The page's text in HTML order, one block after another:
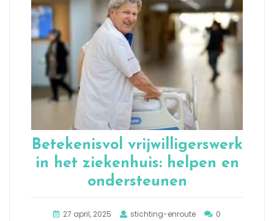
Betekenisvol vrijwilligerswerk
in het ziekenhuis: helpen en
ondersteunen
27 april, 2025 stichting-enroute
0